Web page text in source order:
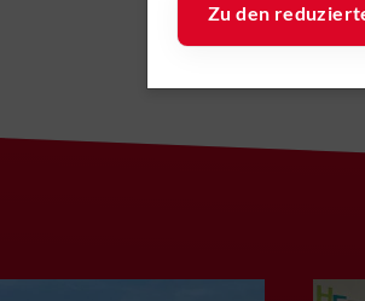
Telefon: 0531-4 92 18
Telefax: 0531-12 64
61
bs.de
Zu den